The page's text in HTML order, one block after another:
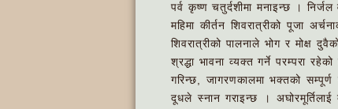
पर्व कृष्ण चतुर्दशीमा मनाइन्छ ।
महिमा कीर्तन शिवरात्रीको पूजा
शिवरात्रीको पालनाले भोग र मोक्ष
श्रद्धा भावना व्यक्त गर्ने परम्परा
गरिन्छ, जागरणकालमा भक्तको सम्पूर्ण
दूधले स्नान गराइन्छ । अघोरमूर्तिलाई